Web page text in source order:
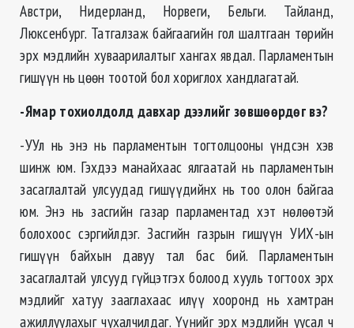
Австри, Нидерланд, Норвеги, Бельги. Тайланд,
Люксенбург. Татгалзаж байгаагийн гол шалтгаан төрийн
эрх мэдлийн хуваарилалтыг хангах явдал. Парламентын
гишүүн нь цөөн тоотой бол хориглох хандлагатай.
-Ямар тохиолдолд давхар дээлийг зөвшөөрдөг вэ?
-УУл нь энэ нь парламентын тогтолцооны үндсэн хэв
шинж юм. Гэхдээ манайхаас ялгаатай нь парламентын
засаглалтай улсуудад гишүүдийнх нь тоо олон байгаа
юм. Энэ нь засгийн газар парламентад хэт нөлөөтэй
болохоос сэргийлдэг. Засгийн газрын гишүүн УИХ-ын
гишүүн байхын давуу тал бас бий. Парламентын
засаглалтай улсууд гүйцэтгэх болоод хууль тогтоох эрх
мэдлийг хатуу зааглахаас илүү хооронд нь хамтран
ажиллуулахыг чухалчилдаг. Үүнийг эрх мэдлийн уусал ч